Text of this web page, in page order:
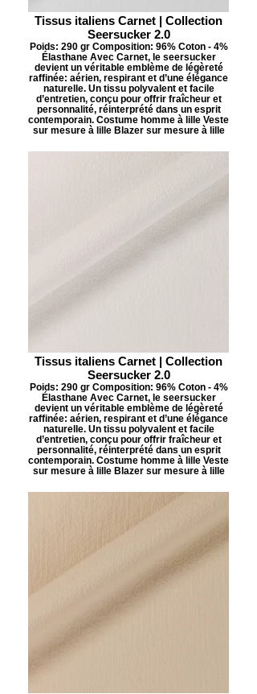
Tissus italiens Carnet | Collection
Seersucker 2.0
Poids: 290 gr Composition: 96% Coton - 4%
Élasthane Avec Carnet, le seersucker
devient un véritable emblème de légèreté
raffinée: aérien, respirant et d’une élégance
naturelle. Un tissu polyvalent et facile
d’entretien, conçu pour offrir fraîcheur et
personnalité, réinterprété dans un esprit
contemporain. Costume homme à lille Veste
sur mesure à lille Blazer sur mesure à lille
Tissus italiens Carnet | Collection
Seersucker 2.0
Poids: 290 gr Composition: 96% Coton - 4%
Élasthane Avec Carnet, le seersucker
devient un véritable emblème de légèreté
raffinée: aérien, respirant et d’une élégance
naturelle. Un tissu polyvalent et facile
d’entretien, conçu pour offrir fraîcheur et
personnalité, réinterprété dans un esprit
contemporain. Costume homme à lille Veste
sur mesure à lille Blazer sur mesure à lille